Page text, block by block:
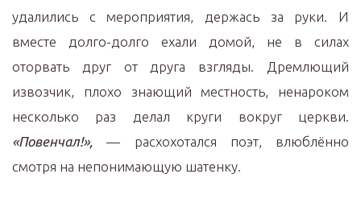
удалились с мероприятия, держась за руки. И
вместе долго-долго ехали домой, не в силах
оторвать друг от друга взгляды. Дремлющий
извозчик, плохо знающий местность, ненароком
несколько раз делал круги вокруг церкви.
«Повенчал!», — расхохотался поэт, влюблённо
смотря на непонимающую шатенку.